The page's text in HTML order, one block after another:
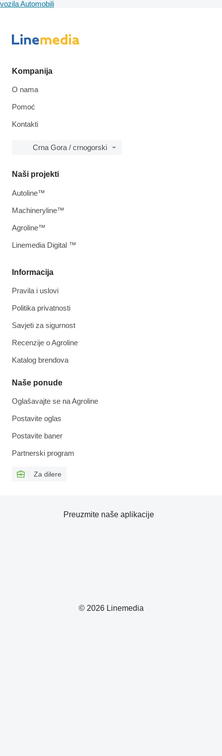
vozilaAutomobili
Kompanija
O nama
Pomoć
Kontakti
Crna Gora / crnogorski
Informacija
Pravila i uslovi
Politika privatnosti
Savjeti za sigurnost
Recenzije o Agroline
Katalog brendova
Naše ponude
Oglašavajte se na Agroline
Postavite oglas
Postavite baner
Partnerski program
Za dilere
Naši projekti
Autoline™
Machineryline™
Agroline™
Linemedia Digital ™
© 2026 Linemedia
Preuzmite naše aplikacije